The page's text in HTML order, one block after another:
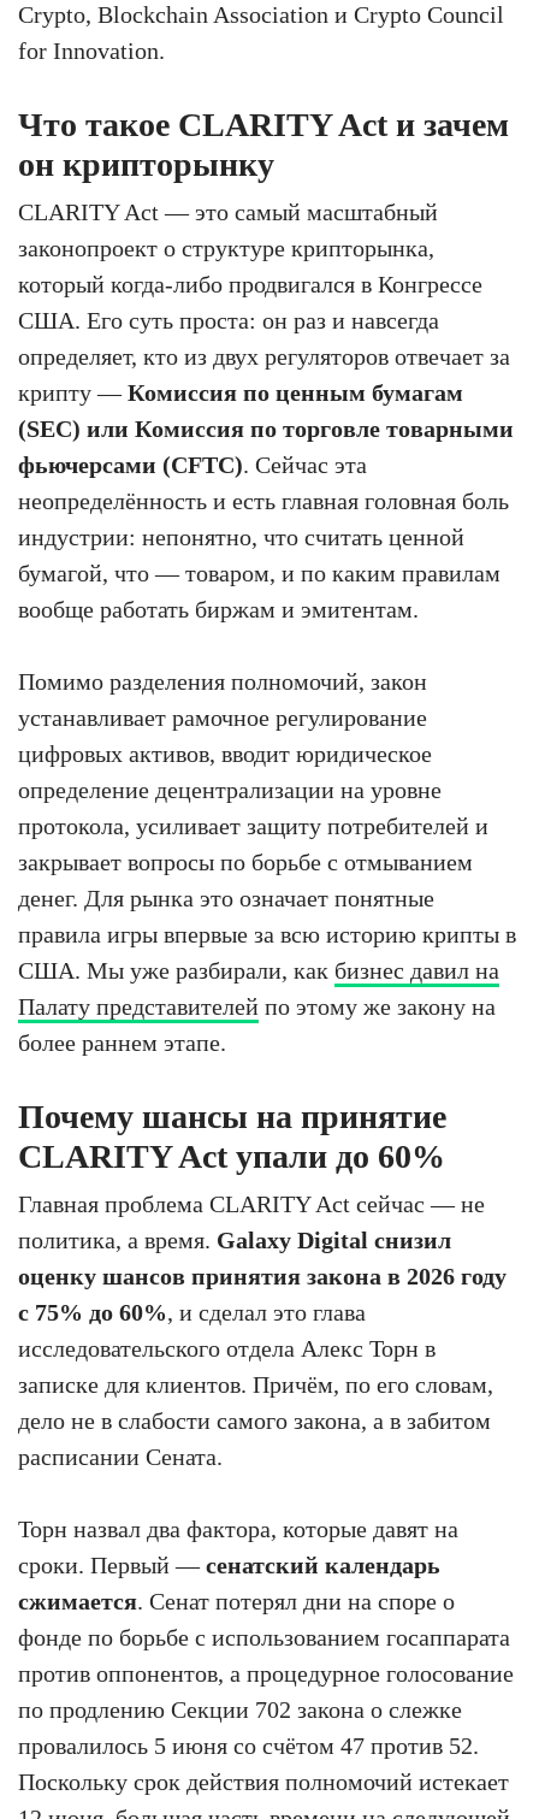
Crypto, Blockchain Association и Crypto Council
for Innovation.
Что такое CLARITY Act и зачем
он крипторынку
CLARITY Act — это самый масштабный
законопроект о структуре крипторынка,
который когда-либо продвигался в Конгрессе
США. Его суть проста: он раз и навсегда
определяет, кто из двух регуляторов отвечает за
крипту —Комиссия по ценным бумагам
(SEC) или Комиссия по торговле товарными
фьючерсами (CFTC). Сейчас эта
неопределённость и есть главная головная боль
индустрии: непонятно, что считать ценной
бумагой, что — товаром, и по каким правилам
вообще работать биржам и эмитентам.
Помимо разделения полномочий, закон
устанавливает рамочное регулирование
цифровых активов, вводит юридическое
определение децентрализации на уровне
протокола, усиливает защиту потребителей и
закрывает вопросы по борьбе с отмыванием
денег. Для рынка это означает понятные
правила игры впервые за всю историю крипты в
США. Мы уже разбирали, как бизнес давил на
Палату представителей по этому же закону на
более раннем этапе.
Почему шансы на принятие
CLARITY Act упали до 60%
Главная проблема CLARITY Act сейчас — не
политика, а время. Galaxy Digital снизил
оценку шансов принятия закона в 2026 году
с 75% до 60%, и сделал это глава
исследовательского отдела Алекс Торн в
записке для клиентов. Причём, по его словам,
дело не в слабости самого закона, а в забитом
расписании Сената.
Торн назвал два фактора, которые давят на
сроки. Первый —сенатский календарь
сжимается. Сенат потерял дни на споре о
фонде по борьбе с использованием госаппарата
против оппонентов, а процедурное голосование
по продлению Секции 702 закона о слежке
провалилось 5 июня со счётом 47 против 52.
Поскольку срок действия полномочий истекает